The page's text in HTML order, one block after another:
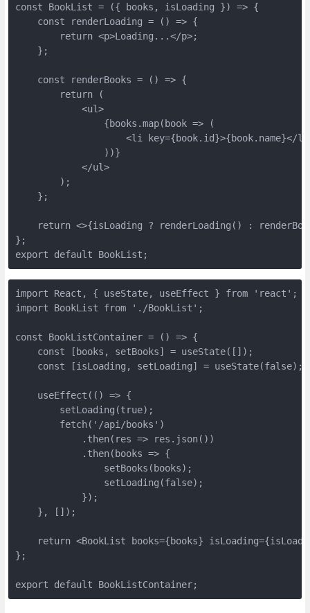
const BookList = ({ books, isLoading }) => {
    const renderLoading = () => {
        return <p>Loading...</p>;
    };
    const renderBooks = () => {
        return (
            <ul>
                {books.map(book => (
<li key={book.id}>{book.name}</
                ))}
            </ul>
        );
    };
return <>{isLoading ? renderLoading() :
};
export default BookList;
import React, { useState, useEffect } from 'react';
import BookList from './BookList';
const BookListContainer = () => {
    const [books, setBooks] = useState([]);
    const [isLoading, setLoading] = useState(false);
    useEffect(() => {
        setLoading(true);
        fetch('/api/books')
            .then(res => res.json())
            .then(books => {
                setBooks(books);
                setLoading(false);
            });
    }, []);
return <BookList books={books}
};
export default BookListContainer;